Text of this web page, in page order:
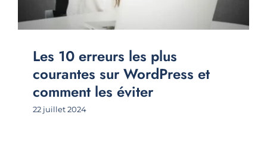
Les 10 erreurs les plus
courantes sur WordPress et
comment les éviter
22 juillet 2024